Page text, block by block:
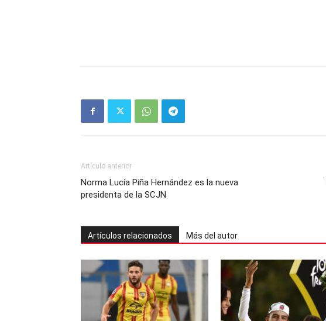
Artículo anterior
Norma Lucía Piña Hernández es la nueva
presidenta de la SCJN
Artículos relacionados Más del autor